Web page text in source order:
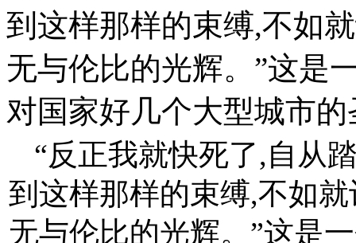
到这样那样的束缚,不如
无与伦比的光辉。”这是
对国家好几个大型城市
“反正我就快死了,自从
到这样那样的束缚,不如
无与伦比的光辉。”这是